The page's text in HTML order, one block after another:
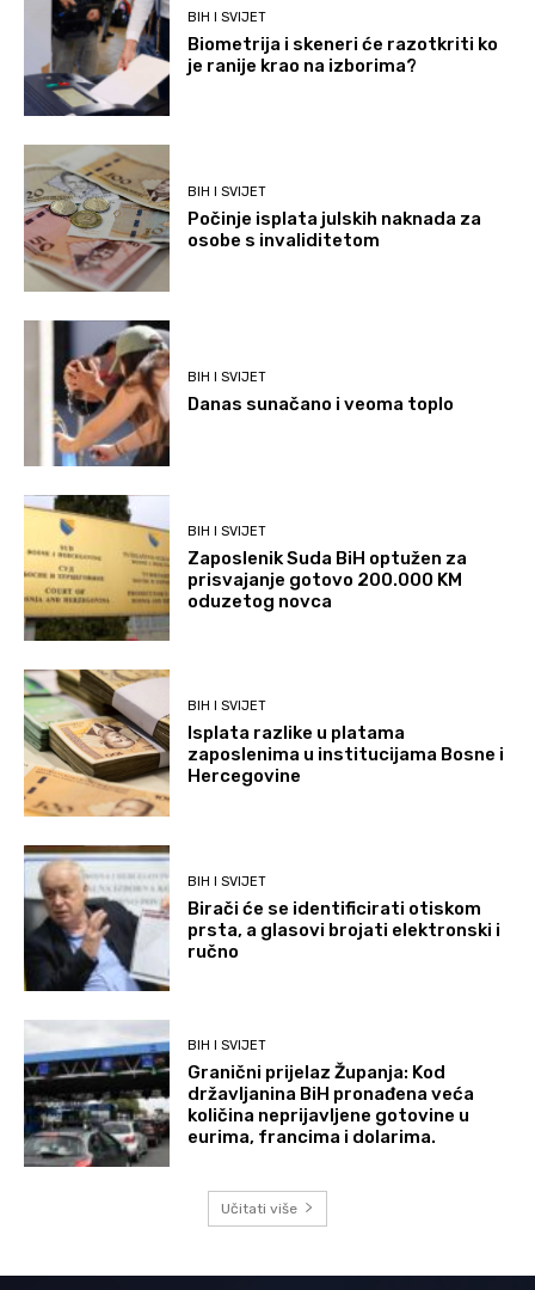
BIH I SVIJET
Biometrija i skeneri će razotkriti ko
je ranije krao na izborima?
BIH I SVIJET
Počinje isplata julskih naknada za
osobe s invaliditetom
BIH I SVIJET
Danas sunačano i veoma toplo
BIH I SVIJET
Zaposlenik Suda BiH optužen za
prisvajanje gotovo 200.000 KM
oduzetog novca
BIH I SVIJET
Isplata razlike u platama
zaposlenima u institucijama Bosne i
Hercegovine
BIH I SVIJET
Birači će se identificirati otiskom
prsta, a glasovi brojati elektronski i
ručno
BIH I SVIJET
Granični prijelaz Županja: Kod
državljanina BiH pronađena veća
količina neprijavljene gotovine u
eurima, francima i dolarima.
Učitati više